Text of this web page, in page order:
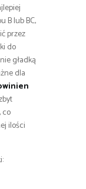
B lub BC,
przez
do
gładką
dla
co
ilości